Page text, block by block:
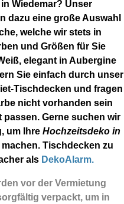
Wiedemar? Unser
dazu eine große Auswahl
welche wir stets in
und Größen für Sie
elegant in Aubergine
Sie einfach durch unser
Tischdecken und fragen
nicht vorhanden sein
Gerne suchen wir
um Ihre Hochzeitsdeko in
Tischdecken zu
als DekoAlarm.
vor der Vermietung
verpackt, um in